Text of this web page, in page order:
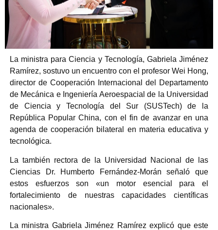
La ministra para Ciencia y Tecnología, Gabriela Jiménez
Ramírez, sostuvo un encuentro con el profesor Wei Hong,
director de Cooperación Internacional del Departamento
de Mecánica e Ingeniería Aeroespacial de la Universidad
de Ciencia y Tecnología del Sur (SUSTech) de la
República Popular China, con el fin de avanzar en una
agenda de cooperación bilateral en materia educativa y
tecnológica.
La también rectora de la Universidad Nacional de las
Ciencias Dr. Humberto Fernández-Morán señaló que
estos esfuerzos son «un motor esencial para el
fortalecimiento de nuestras capacidades científicas
nacionales».
La ministra Gabriela Jiménez Ramírez explicó que este